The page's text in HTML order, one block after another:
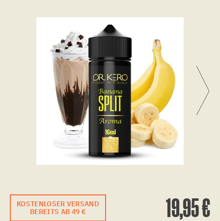
KOSTENLOSER VERSAND
BEREITS AB 49 €
19,95 €